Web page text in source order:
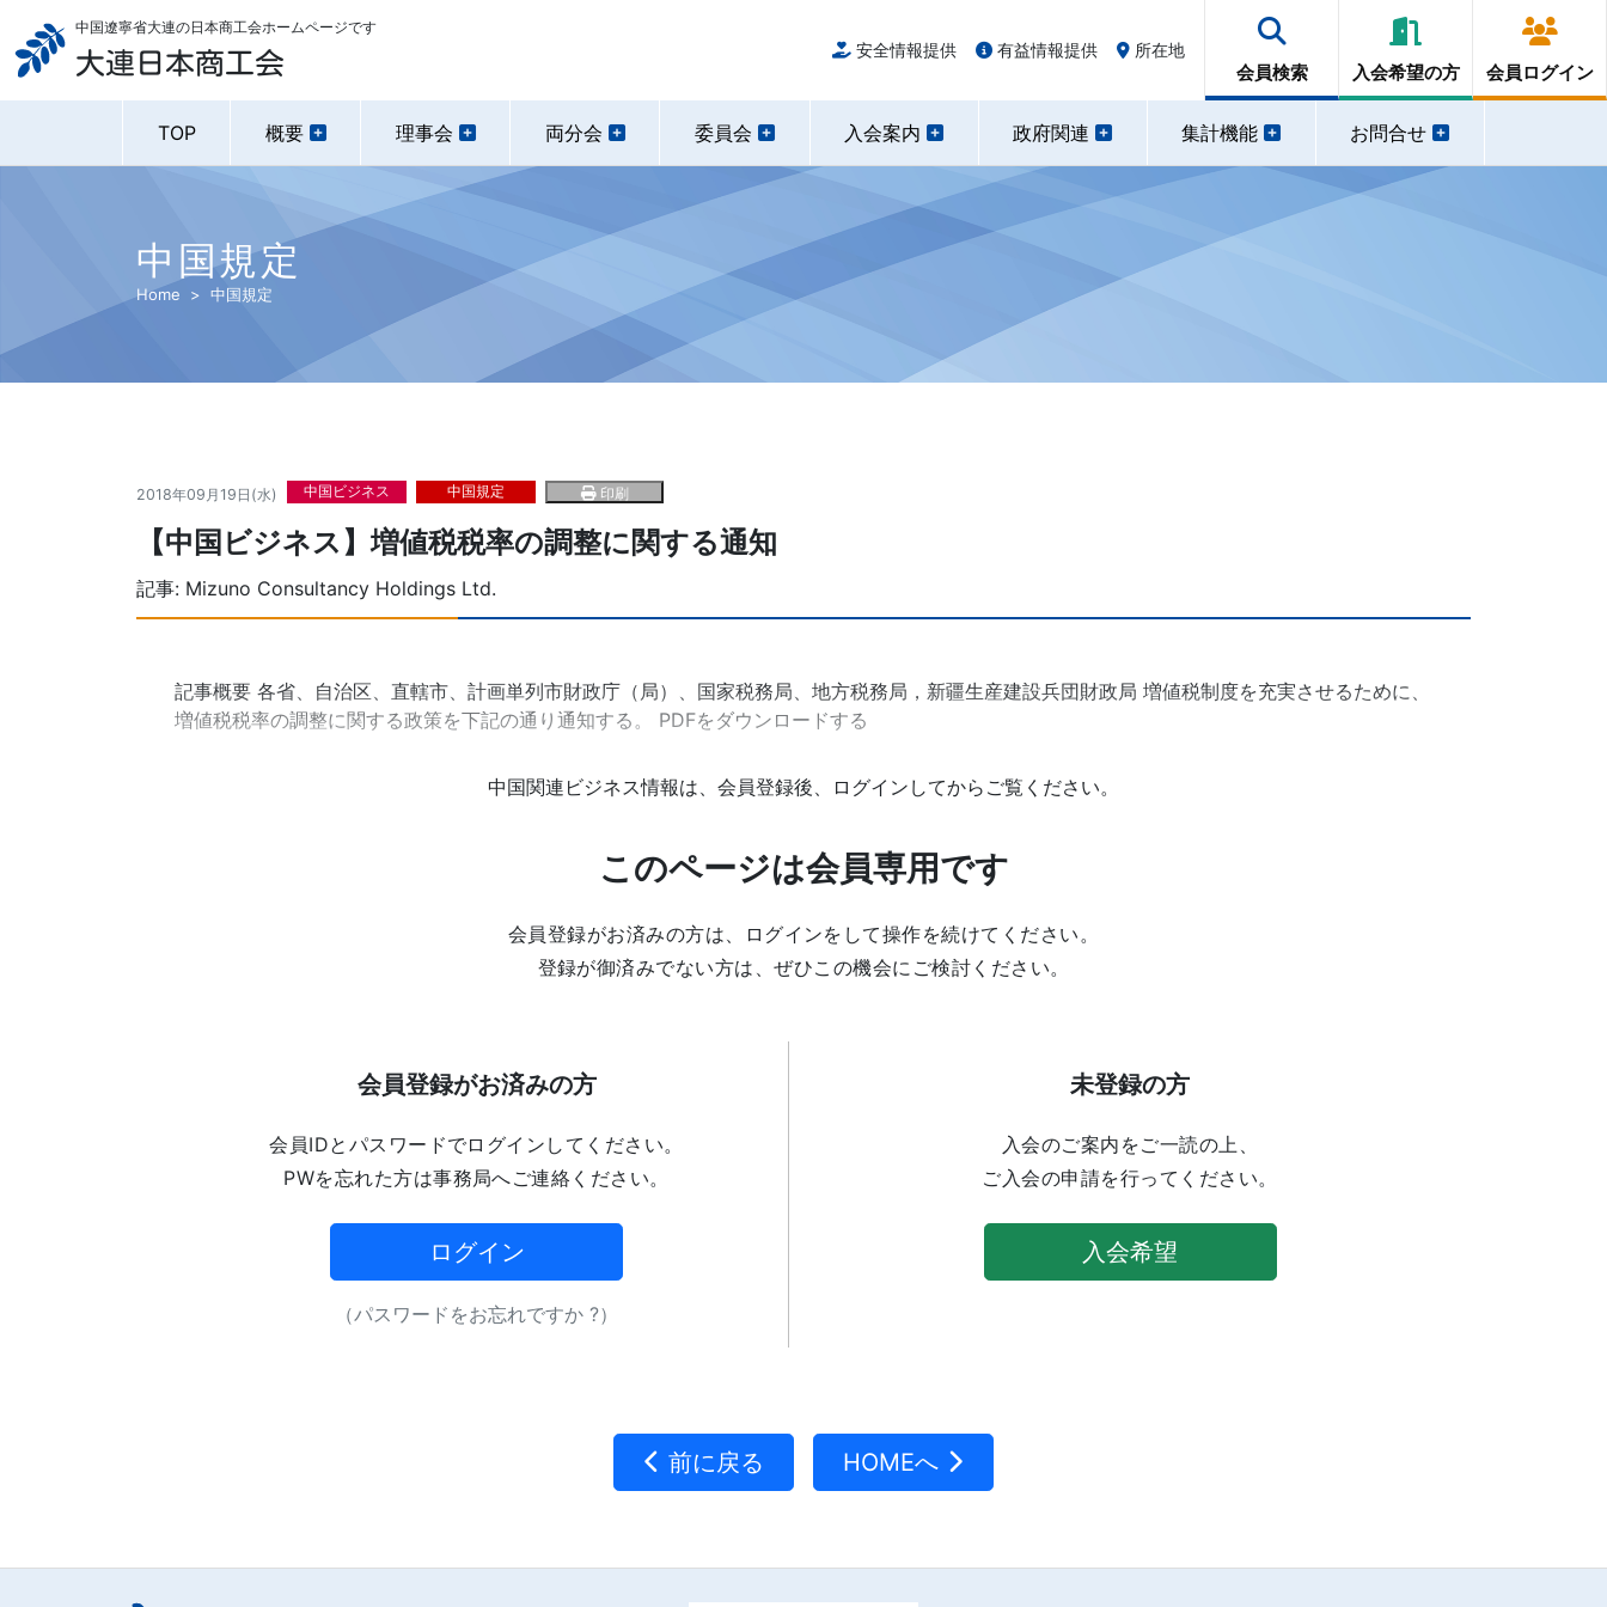
大連日本商工会
中国遼寧省大連の日本商工会ホームページです
安全情報提供 有益情報提供 所在地
会員検索 入会希望の方 会員ログイン
TOP 概要 理事会 両分会 委員会 入会案内 政府関連 集計機能 お問合せ
中国規定
Home 中国規定
2018年09月19日(水) 中国ビジネス 中国規定 印刷
【中国ビジネス】増値税税率の調整に関する通知
記事: Mizuno Consultancy Holdings Ltd.
記事概要 各省、自治区、直轄市、計画単列市財政庁（局）、国家税務局、地方税務局，新疆生産建設兵団財政局 増値税制度を充実させるために、
増値税税率の調整に関する政策を下記の通り通知する。 PDFをダウンロードする
中国関連ビジネス情報は、会員登録後、ログインしてからご覧ください。
このページは会員専用です
会員登録がお済みの方は、ログインをして操作を続けてください。
登録が御済みでない方は、ぜひこの機会にご検討ください。
会員登録がお済みの方
会員IDとパスワードでログインしてください。
PWを忘れた方は事務局へご連絡ください。
ログイン
（パスワードをお忘れですか ?）
未登録の方
入会のご案内をご一読の上、
ご入会の申請を行ってください。
入会希望
前に戻る HOMEへ